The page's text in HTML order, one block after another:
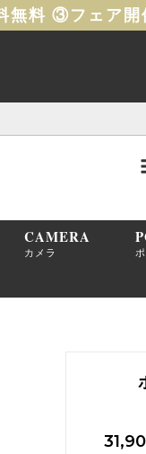
無料 ③フェア
CAMERA
カメラ